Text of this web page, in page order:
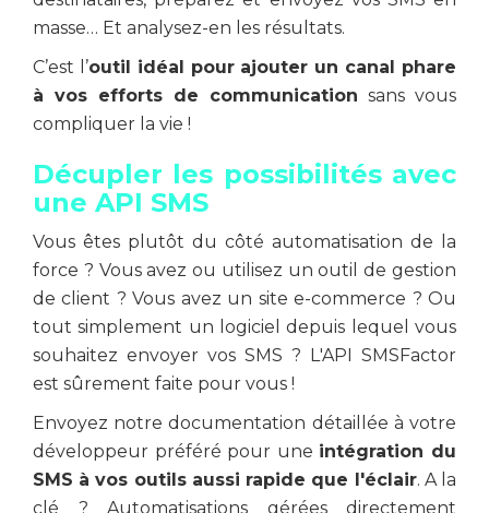
masse… Et analysez-en les résultats.
C’est l’outil idéal pour ajouter un canal phare
à vos efforts de communication sans vous
compliquer la vie !
Décupler les possibilités avec
une API SMS
Vous êtes plutôt du côté automatisation de la
force ? Vous avez ou utilisez un outil de gestion
de client ? Vous avez un site e-commerce ? Ou
tout simplement un logiciel depuis lequel vous
souhaitez envoyer vos SMS ? L'API SMSFactor
est sûrement faite pour vous !
Envoyez notre documentation détaillée à votre
développeur préféré pour une intégration du
SMS à vos outils aussi rapide que l'éclair. A la
clé ? Automatisations gérées directement